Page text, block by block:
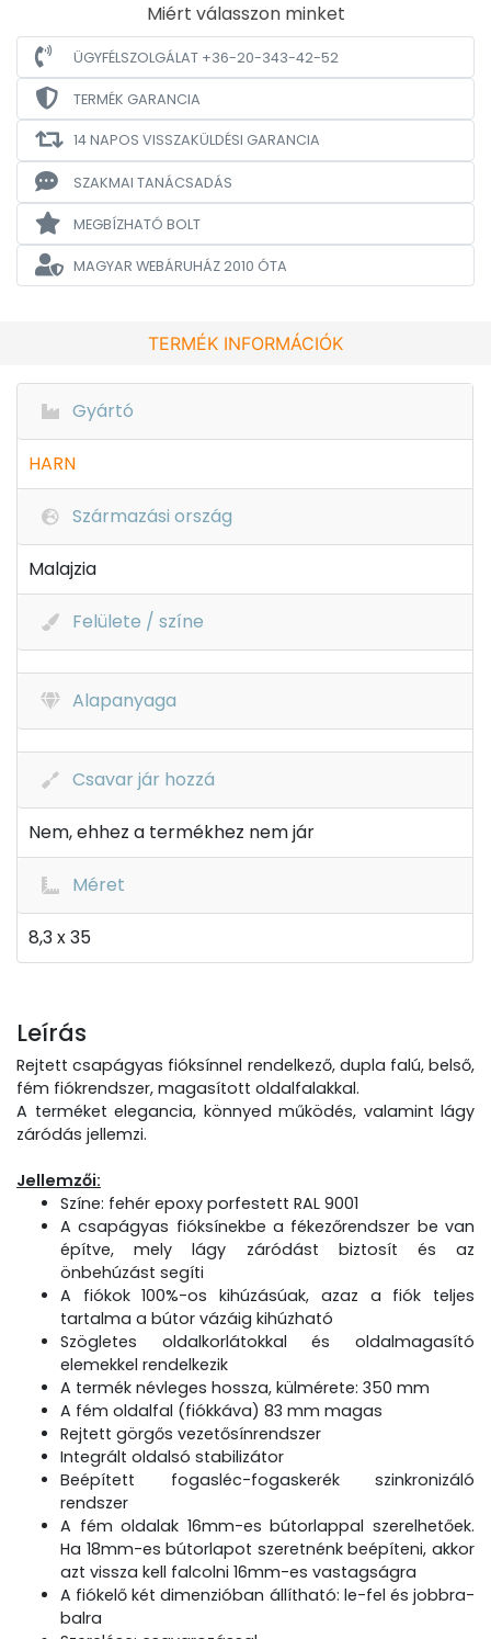
Miért válasszon minket
ÜGYFÉLSZOLGÁLAT +36-20-343-42-52
TERMÉK GARANCIA
14 NAPOS VISSZAKÜLDÉSI GARANCIA
SZAKMAI TANÁCSADÁS
MEGBÍZHATÓ BOLT
MAGYAR WEBÁRUHÁZ2010 ÓTA
TERMÉK INFORMÁCIÓK
Gyártó
HARN
Származási ország
Malajzia
Felülete / színe
Alapanyaga
Csavar jár hozzá
Nem, ehhez a termékhez nem jár
Méret
8,3 x 35
Leírás
Rejtett csapágyas fióksínnel rendelkező, dupla falú, belső,
fém fiókrendszer, magasított oldalfalakkal.
A terméket elegancia, könnyed működés, valamint lágy
záródás jellemzi.
Jellemzői:
Színe: fehér epoxy porfestett RAL 9001
A csapágyas fióksínekbe a fékezőrendszer be van
építve, mely lágy záródást biztosít és az
önbehúzást segíti
A fiókok 100%-os kihúzásúak, azaz a fiók teljes
tartalma a bútor vázáig kihúzható
Szögletes oldalkorlátokkal és oldalmagasító
elemekkel rendelkezik
A termék névleges hossza, külmérete: 350 mm
A fém oldalfal (fiókkáva) 83 mm magas
Rejtett görgős vezetősínrendszer
Integrált oldalsó stabilizátor
Beépített fogasléc-fogaskerék szinkronizáló
rendszer
A fém oldalak 16mm-es bútorlappal szerelhetőek.
Ha 18mm-es bútorlapot szeretnénk beépíteni, akkor
azt vissza kell falcolni 16mm-es vastagságra
A fiókelő két dimenzióban állítható: le-fel és jobbra-
balra